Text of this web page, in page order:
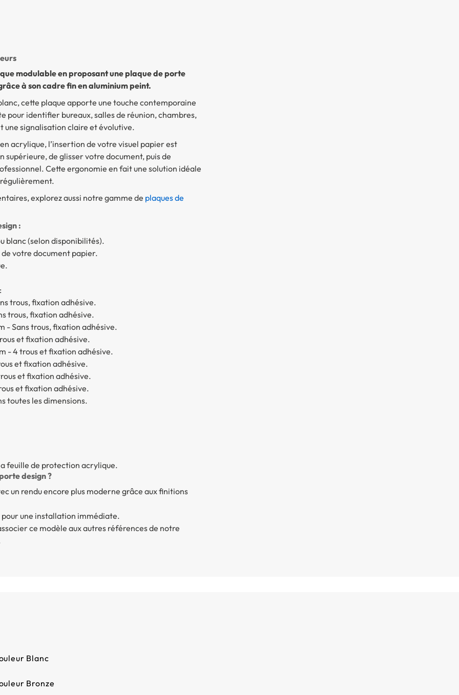
modulable en proposant une plaque de porte
à son cadre fin en aluminium peint.
cette plaque apporte une touche contemporaine
pour identifier bureaux, salles de réunion, chambres,
une signalisation claire et évolutive.
acrylique, l’insertion de votre visuel papier est
de glisser votre document, puis de
Cette ergonomie en fait une solution idéale
explorez aussi notre gamme de plaques de
:
blanc (selon disponibilités).
votre document papier.
trous, fixation adhésive.
trous, fixation adhésive.
- Sans trous, fixation adhésive.
et fixation adhésive.
- 4 trous et fixation adhésive.
et fixation adhésive.
et fixation adhésive.
et fixation adhésive.
toutes les dimensions.
feuille de protection acrylique.
design ?
un rendu encore plus moderne grâce aux finitions
une installation immédiate.
ce modèle aux autres références de notre
Blanc
Bronze